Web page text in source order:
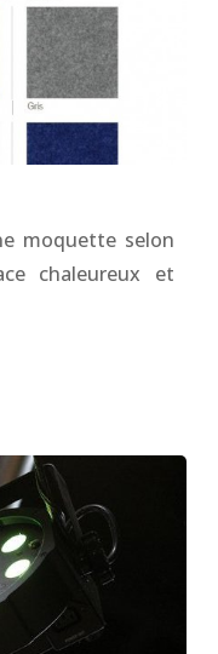
moquette selon
chaleureux et